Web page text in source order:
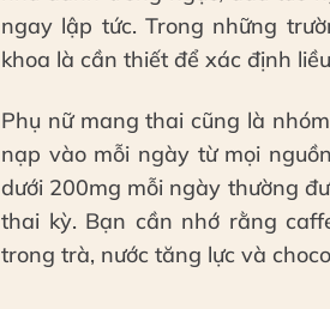
ngay lập tức. Trong những
khoa là cần thiết để xác định
Phụ nữ mang thai cũng là
nạp vào mỗi ngày từ mọi
dưới 200mg mỗi ngày thường
thai kỳ. Bạn cần nhớ rằng
trong trà, nước tăng lực và